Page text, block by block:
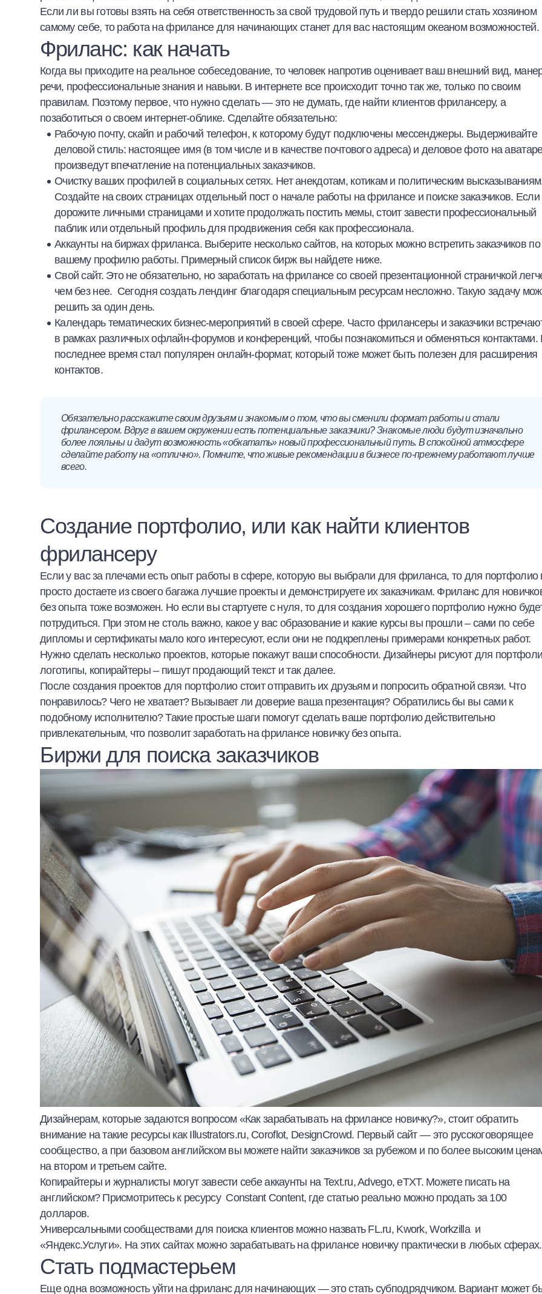
Если ли вы готовы взять на себя ответственность за свой трудовой путь и твердо решили стать хозяином
самому себе, то работа на фрилансе для начинающихстанет для вас настоящим океаном возможностей.
Фриланс: как начать
Когда вы приходите на реальное собеседование, то человек напротив оценивает ваш внешний вид,
речи, профессиональные знания и навыки. В интернете все происходит точно так же, только по своим
правилам. Поэтому первое, что нужно сделать — это не думать, где найти клиентов фрилансеру, а
позаботиться о своем интернет-облике. Сделайте обязательно:
Рабочую почту, скайп и рабочий телефон, к которому будут подключены мессенджеры. Выдерживайте
деловой стиль: настоящее имя (в том числе и в качестве почтового адреса) и деловое фото на
произведут впечатление на потенциальных заказчиков.
Очистку ваших профилей в социальных сетях. Нет анекдотам, котикам и политическим
Создайте на своих страницах отдельный пост о начале работы на фрилансеи поиске заказчиков. Если
дорожите личными страницами и хотите продолжать постить мемы, стоит завести профессиональный
паблик или отдельный профиль для продвижения себя как профессионала.
Аккаунты на биржах фриланса. Выберите несколько сайтов, на которых можно встретить заказчиков по
вашему профилю работы. Примерный список бирж вы найдете ниже.
Свой сайт. Это не обязательно, но заработать на фрилансесо своей презентационной страничкой
чем без нее. Сегоднясоздать лендинг благодаря специальным ресурсамнесложно. Такую задачу
решить за один день.
Календарь тематических бизнес-мероприятий в своей сфере. Часто фрилансеры и заказчики
в рамках различных офлайн-форумов и конференций, чтобы познакомиться и обменяться контактами.
последнее время стал популярен онлайн-формат, который тоже может быть полезен для расширения
контактов.
Обязательно расскажите своим друзьям и знакомым о том, что вы сменили формат работы и стали
фрилансером. Вдруг в вашем окружении есть потенциальные заказчики? Знакомые люди будут изначально
более лояльны и дадут возможность «обкатать» новый профессиональный путь. В спокойной атмосфере
сделайте работу на «отлично». Помните, что живые рекомендации в бизнесе по-прежнему работают лучше
всего.
Создание портфолио, или как найти клиентов
фрилансеру
Если у вас за плечами есть опыт работы в сфере, которую вы выбрали для фриланса, то для портфолио
просто достаете из своего багажа лучшие проекты и демонстрируете их заказчикам. Фриланс для
без опыта тоже возможен. Но если вы стартуете с нуля, то для создания хорошего портфолио нужно
потрудиться. При этом не столь важно, какое у вас образование и какие курсы вы прошли – сами по себе
дипломы и сертификаты мало кого интересуют, если они не подкреплены примерами конкретных работ.
Нужно сделать несколько проектов, которые покажут ваши способности. Дизайнеры рисуют для
логотипы, копирайтеры – пишут продающий текст и так далее.
После создания проектов для портфолио стоит отправить их друзьям и попросить обратной связи. Что
понравилось? Чего не хватает? Вызывает ли доверие ваша презентация? Обратились бы вы сами к
подобному исполнителю? Такие простые шаги помогут сделать ваше портфолио действительно
привлекательным, что позволитзаработать на фрилансе новичку без опыта.
Биржи для поиска заказчиков
Дизайнерам, которые задаются вопросом «Как зарабатывать на фрилансе новичку?»,стоит обратить
внимание на такие ресурсы как Illustrators.ru, Coroflot, DesignCrowd. Первый сайт — это русскоговорящее
сообщество, а при базовом английском вы можете найти заказчиков за рубежом и по более высоким
на втором и третьем сайте.
Копирайтеры и журналисты могут завести себе аккаунты на Text.ru,Advego, eTXT. Можете писать на
английском? Присмотритесь к ресурсу Constant Content, где статью реально можно продать за 100
долларов.
Универсальными сообществами для поиска клиентов можно назвать FL.ru, Kwork,Workzillaи
«Яндекс.Услуги». На этих сайтах можно зарабатывать на фрилансе новичку практически в любых сферах.
Стать подмастерьем
Еще одна возможность уйти нафриланс для начинающих— это стать субподрядчиком. Вариант может